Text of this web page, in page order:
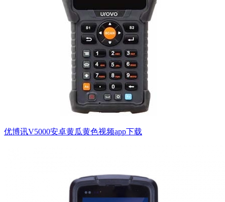
优博讯V5000安卓黄瓜黄色视频app下载